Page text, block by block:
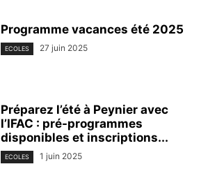
Programme vacances été 2025
ECOLES 27 juin 2025
Préparez l’été à Peynier avec
l’IFAC : pré-programmes
disponibles et inscriptions...
ECOLES 1 juin 2025